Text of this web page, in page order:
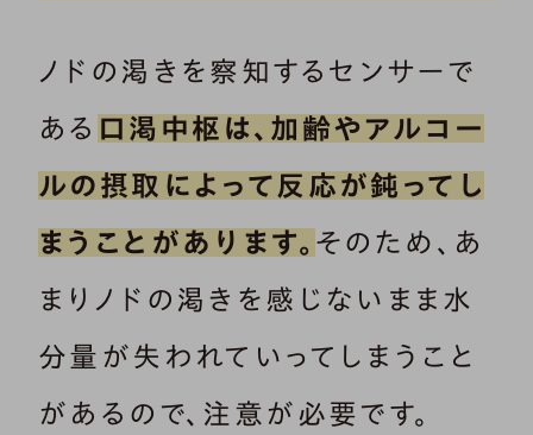
ノドの渇きを察知するセンサーで
ある 口渇中枢は、加齢やアルコー
ルの摂取によって反応が鈍ってし
まうことがあります。 そのため、あ
まりノドの渇きを感じないまま水
分量が失われていってしまうこと
があるので、注意が必要です。